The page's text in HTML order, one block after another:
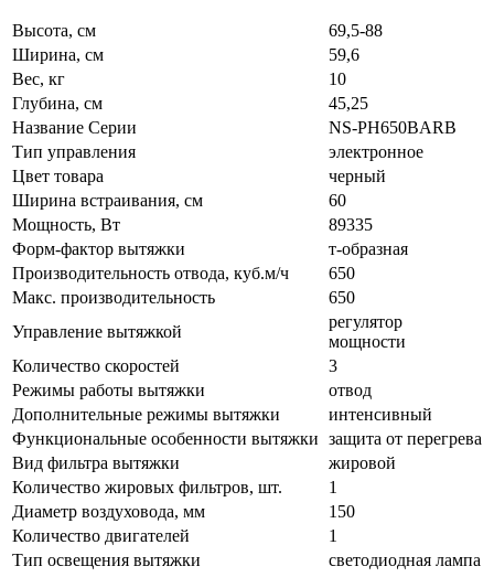
Высота, см
69,5-88
Ширина, см
59,6
Вес, кг
10
Глубина, см
45,25
Название Серии
NS-PH650BARB
Тип управления
электронное
Цвет товара
черный
Ширина встраивания, см
60
Мощность, Вт
89335
Форм-фактор вытяжки
т-образная
Производительность отвода, куб.м/ч
650
Макс. производительность
650
Управление вытяжкой
регулятор
мощности
Количество скоростей
3
Режимы работы вытяжки
отвод
Дополнительные режимы вытяжки
интенсивный
Функциональные особенности вытяжки защита от перегрева
Вид фильтра вытяжки
жировой
Количество жировых фильтров, шт.
1
Диаметр воздуховода, мм
150
Количество двигателей
1
Тип освещения вытяжки
светодиодная лампа